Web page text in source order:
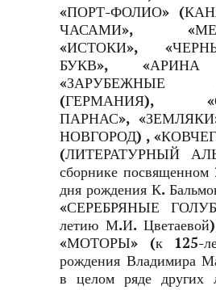
«ПОРТ-ФОЛИО»
ЧАСАМИ»,
«ИСТОКИ»,
БУКВ»,
«ЗАРУБЕЖНЫЕ
(ГЕРМАНИЯ),
ПАРНАС»,
НОВГОРОД) ,
(ЛИТЕРАТУРНЫЙ
сборнике
дня рождения К.
«СЕРЕБРЯНЫЕ
летию М.И.
«МОТОРЫ» (к 125-
рождения Владимира
в целом ряде других